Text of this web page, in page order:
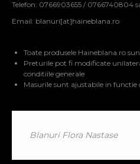
Telefon: 0766903655 / 0766740804
Email: blanuri[at]haineblana.ro
Toate produsele Haineblana.ro
Preturile pot fi modificate
conditiile generale
Masurile sunt ajustabile in functie
Blanuri Flora Nastase